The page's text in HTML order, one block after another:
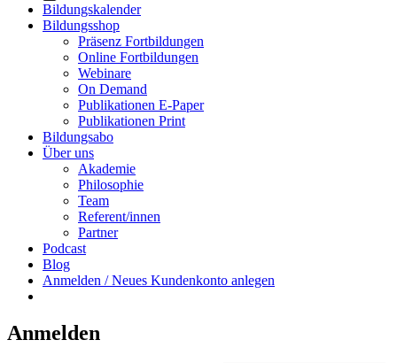
Bildungskalender
Bildungsshop
Präsenz Fortbildungen
Online Fortbildungen
Webinare
On Demand
Publikationen E-Paper
Publikationen Print
Bildungsabo
Über uns
Akademie
Philosophie
Team
Referent/innen
Partner
Podcast
Blog
Anmelden / Neues Kundenkonto anlegen
Anmelden